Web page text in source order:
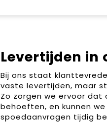
Levertijden in
Bij ons staat
vaste levertijden, maar
Zo zorgen we ervoor dat
behoeften, en kunnen
spoedaanvragen tijdig